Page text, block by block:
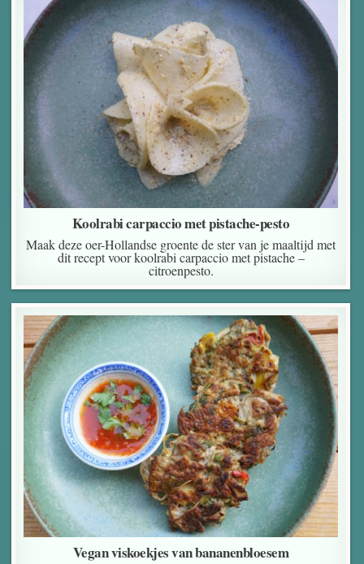
Koolrabi carpaccio met pistache-pesto
Maak deze oer-Hollandse groente de ster van je maaltijd met
dit recept voor koolrabi carpaccio met pistache –
citroenpesto.
Vegan viskoekjes van bananenbloesem